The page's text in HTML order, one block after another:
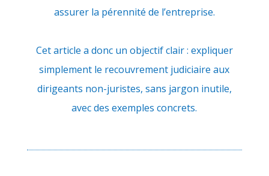
assurer la pérennité de l’entreprise.
Cet article a donc un objectif clair : expliquer
simplement le recouvrement judiciaire aux
dirigeants non-juristes, sans jargon inutile,
avec des exemples concrets.